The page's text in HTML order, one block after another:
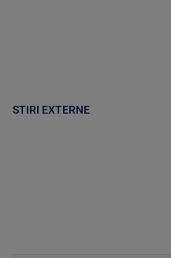
STIRI EXTERNE